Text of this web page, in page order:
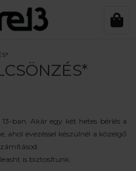
ban. Akár egy két hetes bérlés a
ahol evezéssel készülnél a közelgő
is biztosítunk.